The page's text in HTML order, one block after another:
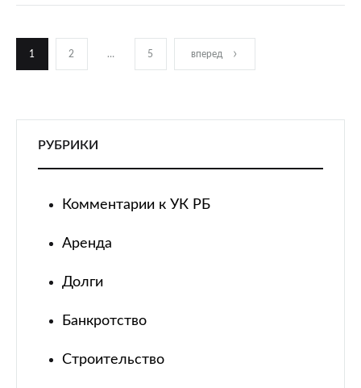
небрежности или неправильного использования
Пагинация
записей
1 2 … 5 вперед
РУБРИКИ
Комментарии к УК РБ
Аренда
Долги
Банкротство
Строительство